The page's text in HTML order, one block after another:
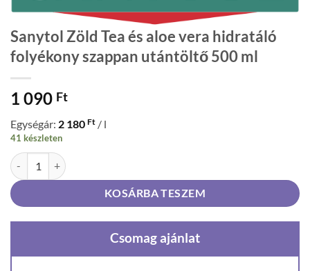
Sanytol Zöld Tea és aloe vera hidratáló
folyékony szappan utántöltő 500 ml
1 090 Ft
Egységár: 2 180 Ft / l
41 készleten
Sanytol Zöld Tea és aloe vera hidratáló folyékony szappan utántöltő
KOSÁRBA TESZEM
Csomag ajánlat